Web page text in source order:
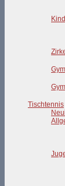
Tischtennis